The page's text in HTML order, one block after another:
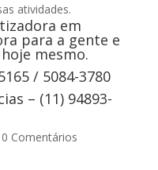
atividades.
em
para a gente e
mesmo.
/ 5084-3780
– (11) 94893-
0 Comentários